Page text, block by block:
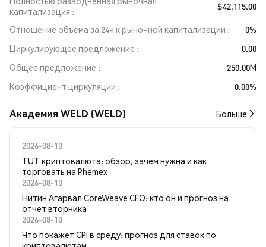
капитализация
$42,115.00
Отношение объема за 24ч к рыночной капитализации
0%
Циркулирующее предложение
0.00
Общее предложение
250.00M
Коэффициент циркуляции
0.00%
Академия WELD (WELD) Больше
2026-08-10
TUT криптовалюта: обзор, зачем нужна и как
торговать на Phemex
2026-08-10
Нитин Агарвал CoreWeave CFO: кто он и прогноз на
отчет вторника
2026-08-10
Что покажет CPI в среду: прогноз для ставок по